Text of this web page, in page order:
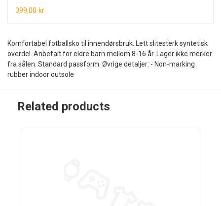
399,00 kr
Komfortabel fotballsko til innendørsbruk. Lett slitesterk syntetisk
overdel. Anbefalt for eldre barn mellom 8-16 år. Lager ikke merker
fra sålen. Standard passform. Øvrige detaljer: - Non-marking
rubber indoor outsole
Related products